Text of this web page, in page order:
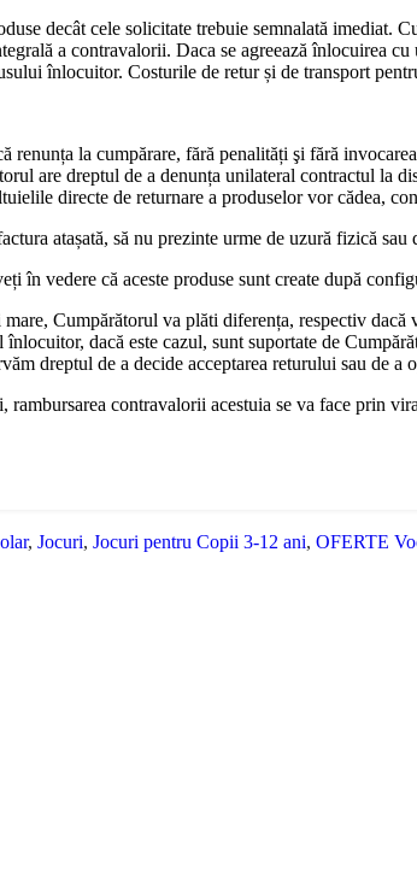
decât cele solicitate trebuie semnalată imediat.
a contravalorii. Daca se agreează înlocuirea
înlocuitor. Costurile de retur și de transport
la cumpărare, fără penalități şi fără
are dreptul de a denunța unilateral contractul la
directe de returnare a produselor vor cădea,
atașată, să nu prezinte urme de uzură fizică sau
în vedere că aceste produse sunt create după
Cumpărătorul va plăti diferența, respectiv
dacă este cazul, sunt suportate de
dreptul de a decide acceptarea returului sau de
contravalorii acestuia se va face prin
, Jocuri, Jocuri pentru Copii 3-12 ani, OFERTE